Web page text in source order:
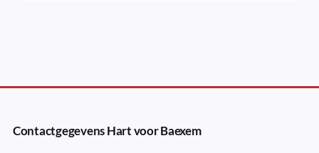
Contactgegevens Hart voor Baexem